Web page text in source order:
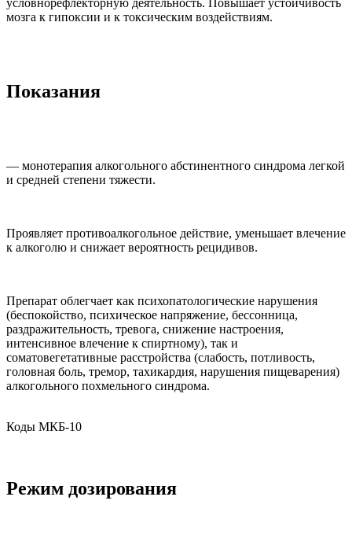
условнорефлекторную деятельность. Повышает устойчивость
мозга к гипоксии и к токсическим воздействиям.
Показания
— монотерапия алкогольного абстинентного синдрома легкой
и средней степени тяжести.
Проявляет противоалкогольное действие, уменьшает влечение
к алкоголю и снижает вероятность рецидивов.
Препарат облегчает как психопатологические нарушения
(беспокойство, психическое напряжение, бессонница,
раздражительность, тревога, снижение настроения,
интенсивное влечение к спиртному), так и
соматовегетативные расстройства (слабость, потливость,
головная боль, тремор, тахикардия, нарушения пищеварения)
алкогольного похмельного синдрома.
Коды МКБ-10
Режим дозирования